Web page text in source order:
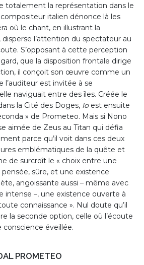
totalement la représentation dans le
italien dénonce là les
où le chant, en illustrant la
l’attention du spectateur au
S’opposant à cette perception
que la disposition frontale dirige
il conçoit son œuvre comme un
l’auditeur est invitée à se
naviguait entre des îles. Créée le
la Cité des Doges, Io est ensuite
» de Prometeo. Mais si Nono
aimée de Zeus au Titan qui défia
parce qu’il voit dans ces deux
emblématiques de la quête et
de surcroît le « choix entre une
sûre, et une existence
angoissante aussi – même avec
intense –, une existence ouverte à
connaissance ». Nul doute qu’il
la seconde option, celle où l’écoute
conscience éveillée.
PROMETEO